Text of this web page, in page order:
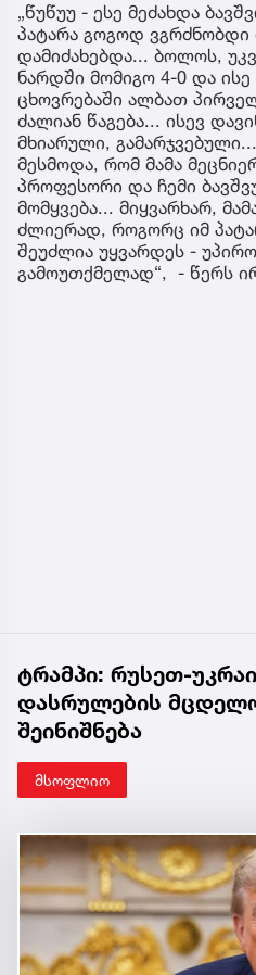
„წუწუუ - ესე მეძახდა
პატარა გოგოდ ვგრძნობდი
დამიძახებდა... ბოლოს,
ნარდში მომიგო 4-0 და ისე
ცხოვრებაში ალბათ
ძალიან წაგება... ისევ
მხიარული,
მესმოდა, რომ მამა
პროფესორი და ჩემი
მომყვება... მიყვარხარ,
ძლიერად, როგორც იმ
შეუძლია უყვარდეს -
გამოუთქმელად“, - წერს
ტრამპი: რუსეთ-
დასრულების
შეინიშნება
მსოფლიო